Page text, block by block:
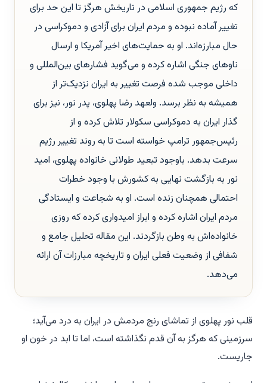
که رژیم جمهوری اسلامی در تاریخش هرگز تا این حد برای
تغییر آماده نبوده و مردم ایران برای آزادی و دموکراسی در
حال مبارزه‌اند. او به حمایت‌های اخیر آمریکا و ارسال
ناوهای جنگی اشاره کرده و می‌گوید فشارهای بین‌المللی و
داخلی موجب شده فرصت تغییر به ایران نزدیک‌تر از
همیشه به نظر برسد. ولعهد رضا پهلوی، پدر نور، نیز برای
گذار ایران به دموکراسی سکولار تلاش کرده و از
رئیس‌جمهور ترامپ خواسته است تا به روند تغییر رژیم
سرعت بدهد. باوجود تبعید طولانی خانواده پهلوی، امید
نور به بازگشت نهایی به کشورش با وجود خطرات
احتمالی همچنان زنده است. او به شجاعت و ایستادگی
مردم ایران اشاره کرده و ابراز امیدواری کرده که روزی
خانواده‌اش به وطن بازگردند. این مقاله تحلیل جامع و
شفافی از وضعیت فعلی ایران و تاریخچه مبارزات آن ارائه
می‌دهد.
قلب نور پهلوی از تماشای رنج مردمش در ایران به درد می‌آید؛
سرزمینی که هرگز به آن قدم نگذاشته است، اما تا ابد در خون او
جاریست.